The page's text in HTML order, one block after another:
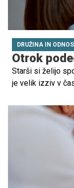
DRUŽINA IN
Otrok
Starši si želijo
je velik izziv v